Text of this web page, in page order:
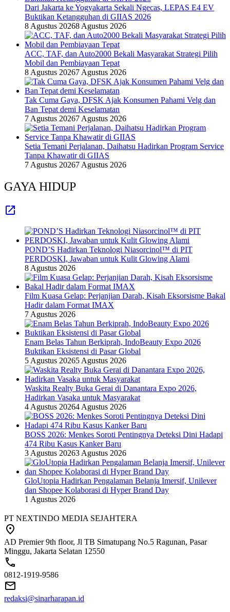
Dari Jakarta ke Yogyakarta Sekali Ngecas, LEPAS E4 EV
Buktikan Ketangguhan di GIIAS 2026
8 Agustus 20268 Agustus 2026
ACC, TAF, dan Auto2000 Bekali Masyarakat Strategi Pilih
Mobil dan Pembiayaan Tepat
8 Agustus 20267 Agustus 2026
Tak Cuma Gaya, DFSK Ajak Konsumen Pahami Velg dan
Ban Tepat demi Keselamatan
7 Agustus 20267 Agustus 2026
Setia Temani Perjalanan, Daihatsu Hadirkan Program Service
Tanpa Khawatir di GIIAS
7 Agustus 20267 Agustus 2026
GAYA HIDUP
POND’S Hadirkan Teknologi Niasorcinol™ di PIT
PERDOSKI, Jawaban untuk Kulit Glowing Alami
8 Agustus 2026
Film Kuasa Gelap: Perjanjian Darah, Kisah Eksorsisme Bakal
Hadir dalam Format IMAX
7 Agustus 2026
Enam Belas Tahun Berkiprah, IndoBeauty Expo 2026
Buktikan Eksistensi di Pasar Global
5 Agustus 20265 Agustus 2026
Waskita Realty Buka Gerai di Danantara Expo 2026,
Hadirkan Vasaka untuk Masyarakat
4 Agustus 20264 Agustus 2026
BOSS 2026: Menkes Soroti Pentingnya Deteksi Dini Hadapi
474 Ribu Kasus Kanker Baru
3 Agustus 20263 Agustus 2026
GloUtopia Hadirkan Pengalaman Belanja Imersif, Unilever
dan Shopee Kolaborasi di Hyper Brand Day
1 Agustus 2026
PT NEXTINDO MEDIA SEJAHTERA
AD Premier 9th floor, Jl TB Simatupang No.5 Ragunan, Pasar
Minggu, Jakarta Selatan 12550
0812-1919-9586
redaksi@sinarharapan.id